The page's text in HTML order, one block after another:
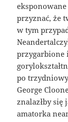
przyznać, że
w tym
przygarbione
po
George
znalazłby
amatorka